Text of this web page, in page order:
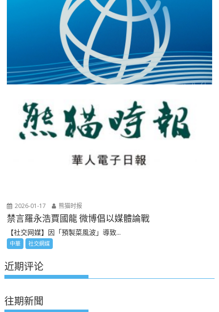
2026-01-17 熊猫时报
禁言羅永浩賈國龍 微博倡以媒體論戰
【社交网媒】因「預製菜風波」導致...
中華 社交網媒
近期评论
往期新聞